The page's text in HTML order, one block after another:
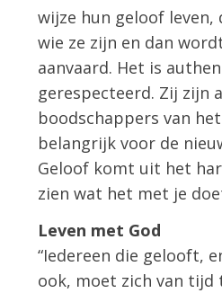
wijze hun geloof leven,
wie ze zijn en dan
aanvaard. Het is
gerespecteerd. Zij zijn
boodschappers van
belangrijk voor de
Geloof komt uit het
zien wat het met je
Leven met God
“Iedereen die gelooft,
ook, moet zich van